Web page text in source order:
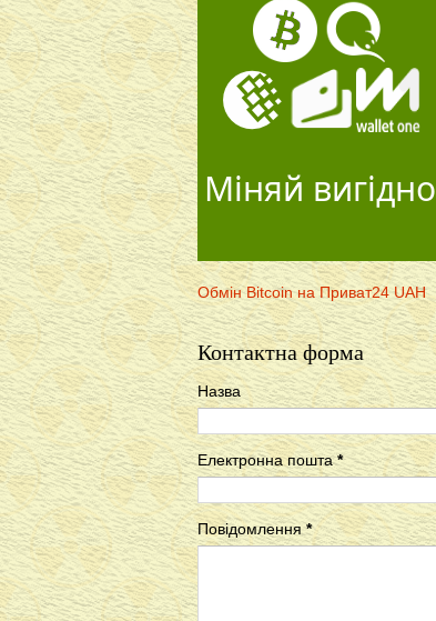
Міняй вигідно
Обмін Bitcoin на Приват24 UAH
Контактна форма
Назва
Електронна пошта*
Повідомлення*